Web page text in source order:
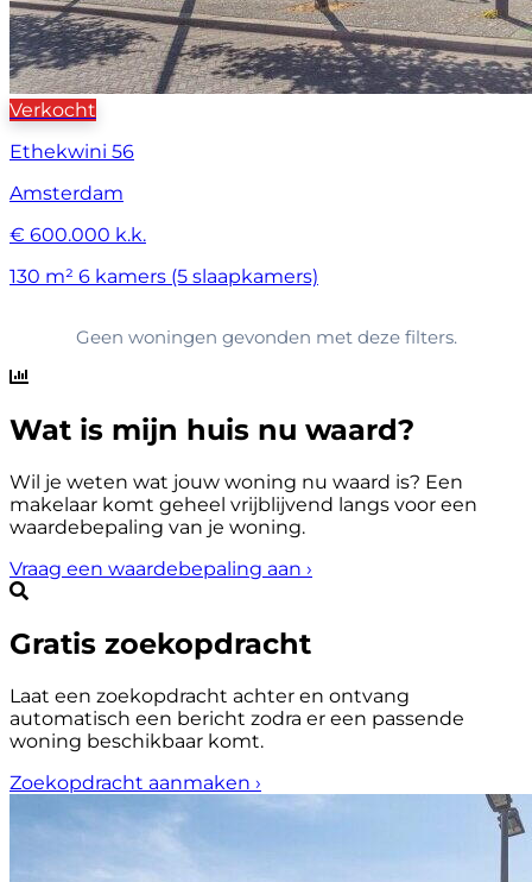
Verkocht
Ethekwini 56
Amsterdam
€ 600.000 k.k.
130 m² 6 kamers (5 slaapkamers)
Geen woningen gevonden met deze filters.
Wat is mijn huis nu waard?
Wil je weten wat jouw woning nu waard is? Een
makelaar komt geheel vrijblijvend langs voor een
waardebepaling van je woning.
Vraag een waardebepaling aan ›
Gratis zoekopdracht
Laat een zoekopdracht achter en ontvang
automatisch een bericht zodra er een passende
woning beschikbaar komt.
Zoekopdracht aanmaken ›